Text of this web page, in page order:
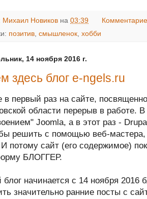
Михаил Новиков на 03:39
позитив, смышленок, хобби
14 ноября 2016 г.
здесь блог e-ngels.ru
в первый раз на сайте,
области перерыв в работе.
Joomla, а в этот раз -
решить с помощью веб-мастера,
И потому сайт (его содержимое)
БЛОГГЕР.
начинается с 14 ноября 2016
значительно ранние посты с